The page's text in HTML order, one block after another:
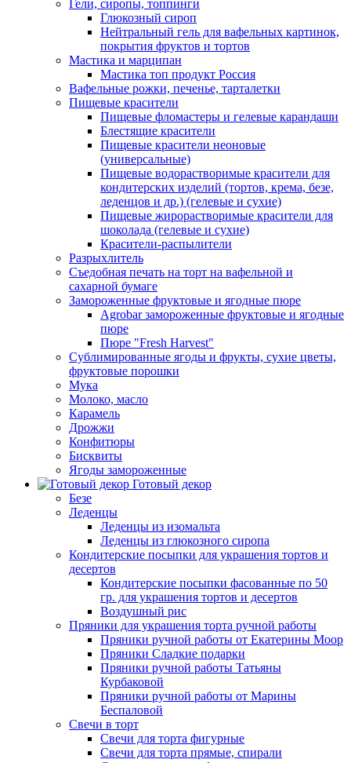
Гели, сиропы, топпинги
Глюкозный сироп
Нейтральный гель для вафельных картинок,
покрытия фруктов и тортов
Мастика и марципан
Мастика топ продукт Россия
Вафельные рожки, печенье, тарталетки
Пищевые красители
Пищевые фломастеры и гелевые карандаши
Блестящие красители
Пищевые красители неоновые
(универсальные)
Пищевые водорастворимые красители для
кондитерских изделий (тортов, крема, безе,
леденцов и др.) (гелевые и сухие)
Пищевые жирорастворимые красители для
шоколада (гелевые и сухие)
Красители-распылители
Разрыхлитель
Съедобная печать на торт на вафельной и
сахарной бумаге
Замороженные фруктовые и ягодные пюре
Agrobar замороженные фруктовые и ягодные
пюре
Пюре "Fresh Harvest"
Сублимированные ягоды и фрукты, сухие цветы,
фруктовые порошки
Мука
Молоко, масло
Карамель
Дрожжи
Конфитюры
Бисквиты
Ягоды замороженные
Готовый декор
Безе
Леденцы
Леденцы из изомальта
Леденцы из глюкозного сиропа
Кондитерские посыпки для украшения тортов и
десертов
Кондитерские посыпки фасованные по 50
гр. для украшения тортов и десертов
Воздушный рис
Пряники для украшения торта ручной работы
Пряники ручной работы от Екатерины Моор
Пряники Сладкие подарки
Пряники ручной работы Татьяны
Курбаковой
Пряники ручной работы от Марины
Беспаловой
Свечи в торт
Свечи для торта фигурные
Свечи для торта прямые, спирали